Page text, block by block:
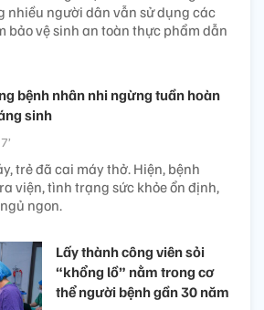
nhiều người dân vẫn sử dụng các
bảo vệ sinh an toàn thực phẩm dẫn
bệnh nhân nhi ngừng tuần hoàn
sinh
trẻ đã cai máy thở. Hiện, bệnh
viện, tình trạng sức khỏe ổn định,
ngon.
Lấy thành công viên sỏi
“khổng lồ” nằm trong cơ
thể người bệnh gần 30 năm